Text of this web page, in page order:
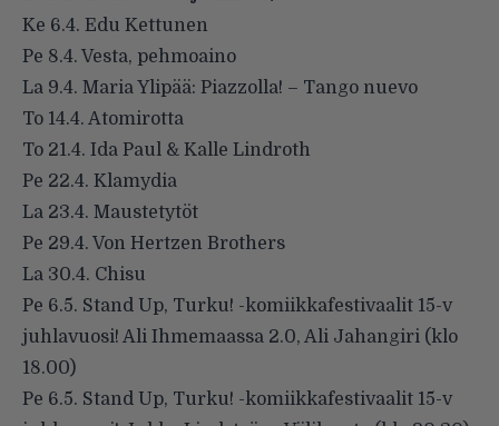
Ke 6.4. Edu Kettunen
Pe 8.4. Vesta, pehmoaino
La 9.4. Maria Ylipää: Piazzolla! – Tango nuevo
To 14.4. Atomirotta
To 21.4. Ida Paul & Kalle Lindroth
Pe 22.4. Klamydia
La 23.4. Maustetytöt
Pe 29.4. Von Hertzen Brothers
La 30.4. Chisu
Pe 6.5. Stand Up, Turku! -komiikkafestivaalit 15-v
juhlavuosi! Ali Ihmemaassa 2.0, Ali Jahangiri (klo
18.00)
Pe 6.5. Stand Up, Turku! -komiikkafestivaalit 15-v